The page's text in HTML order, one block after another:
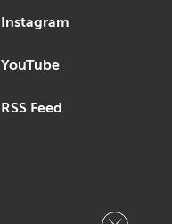
Instagram
YouTube
RSS Feed